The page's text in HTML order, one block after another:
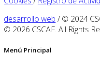
desarrollo web / © 2024
© 2026 CSCAE. All Rights
Menú Principal